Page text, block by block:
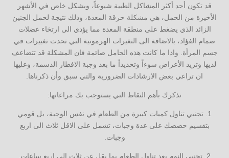
قد تكون أحد أكثر المشاكل الطبية شيوعاً، وبشكل خاص في الأشهر
الأخيرة من الحمل، هي مشكلة حرقة المعدة، وذلك نتيجة لحمل الجنين
الزائد الذي يضغط على منطقة المعدة مما يؤدي الى ارتخاء عضلات
صمام الفؤاد، بالاضافة الى التغيرات الهرمونية التي تحدث تغييرات في
جسم المرأة. واذا ما كانت هذه الحامل صائمة فان المشكلة قد تتضاعف
لديها وتزيد الأعراض سوءاً وتحديداً ما بعد وجبة الافطار الدسمة، وعليها
ان تراعي بعض الارشادات الضرورية والتي سبق وأن ذكرناها.
نذكرك بأهم النقاط التي يستوجب بك مراعاتها:
1. تجنبي تناول كميات كبيرة من الطعام في نفس الوجبة، بل قومي
بتقسيم حصصك على عدة وجبات، تشمل على الاقل ثلاث الى اربع
وجبات.
2. تجنبي النوم بعد تناول الطعام بما يقل عن ثلاث الى اربع ساعات.